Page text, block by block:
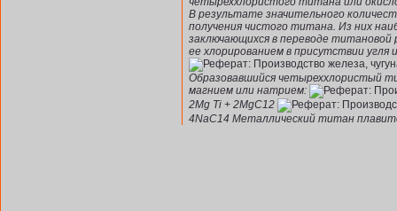
В результате значительного
получения чистого титана. Из них
заключающихся в переводе
ее хлорированием в присутствии
Образовавшийся четыреххлористый
магнием или натрием:
2Mg Ti + 2MgC12
4NaC14 Металлический титан